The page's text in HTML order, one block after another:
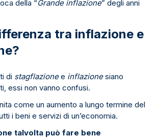
della “Grande inflazione” degli anni
tra inflazione e
di stagflazionee inflazionesiano
essi non vanno confusi.
come un aumento a lungo termine del
i beni e servizi di un’economia.
talvolta può fare bene